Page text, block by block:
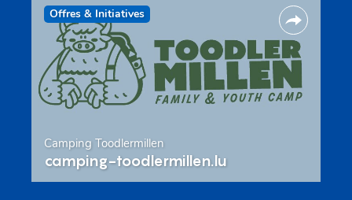
Offres & Initiatives
Camping Toodlermillen
camping-toodlermillen.lu